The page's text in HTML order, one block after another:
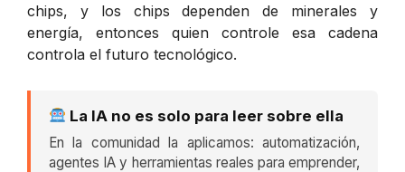
chips, y los chips dependen de minerales y
energía, entonces quien controle esa cadena
controla el futuro tecnológico.
La IA no es solo para leer sobre ella
En la comunidad la aplicamos: automatización,
agentes IA y herramientas reales para emprender,